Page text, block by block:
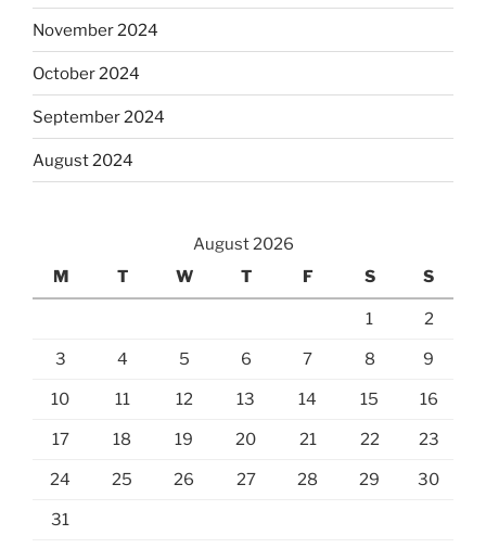
November 2024
October 2024
September 2024
August 2024
August 2026
M
T W T F S S
1 2
3 4 5 6 7 8 9
10 11 12 13 14 15 16
17 18 19 20 21 22 23
24 25 26 27 28 29 30
31